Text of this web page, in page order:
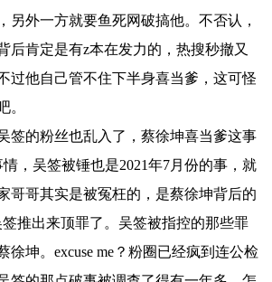
另外一方就要鱼死网破搞他。不否认，
后肯定是有z本在发力的，热搜秒撤又
过他自己管不住下半身喜当爹，这可怪
。
签的粉丝也乱入了，蔡徐坤喜当爹这事
情，吴签被锤也是2021年7月份的事，就
哥哥其实是被冤枉的，是蔡徐坤背后的
推出来顶罪了。吴签被指控的那些罪
徐坤。excuse me？粉圈已经疯到连公检